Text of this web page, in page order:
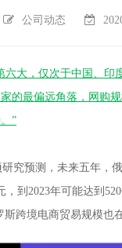
公司动态
大，仅次于中国、
的最偏远角落，网购
”
研究预测，未来五年
到2023年可能达到
跨境电商贸易规模也